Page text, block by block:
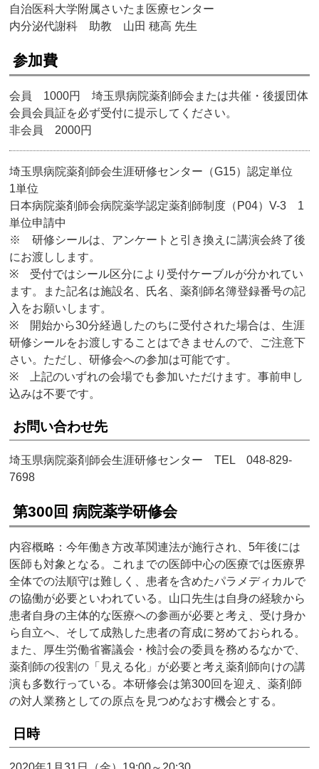
自治医科大学附属さいたま医療センター
内分泌代謝科 助教 山田 穂高 先生
参加費
会員 1000円 埼玉県病院薬剤師会または共催・後援団体
会員会員証を必ず受付に提示してください。
非会員 2000円
埼玉県病院薬剤師会生涯研修センター（G15）認定単位
1単位
日本病院薬剤師会病院薬学認定薬剤師制度（P04）V-3 1
単位申請中
※ 研修シールは、アンケートと引き換えに講演会終了後
にお渡しします。
※ 受付ではシール区分により受付ケーブルが分かれてい
ます。また記名は施設名、氏名、薬剤師名簿登録番号の記
入をお願いします。
※ 開始から30分経過したのちに受付された場合は、生涯
研修シールをお渡しすることはできませんので、ご注意下
さい。ただし、研修会への参加は可能です。
※ 上記のいずれの会場でも参加いただけます。事前申し
込みは不要です。
お問い合わせ先
埼玉県病院薬剤師会生涯研修センター TEL 048-829-
7698
第300回 病院薬学研修会
内容概略：今年働き方改革関連法が施行され、5年後には
医師も対象となる。これまでの医師中心の医療では医療界
全体での法順守は難しく、患者を含めたパラメディカルで
の協働が必要といわれている。山口先生は自身の経験から
患者自身の主体的な医療への参画が必要と考え、受け身か
ら自立へ、そして成熟した患者の育成に努めておられる。
また、厚生労働省審議会・検討会の委員を務めるなかで、
薬剤師の役割の「見える化」が必要と考え薬剤師向けの講
演も多数行っている。本研修会は第300回を迎え、薬剤師
の対人業務としての原点を見つめなおす機会とする。
日時